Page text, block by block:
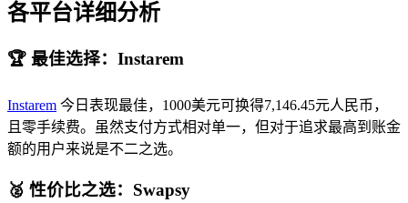
各平台详细分析
🏆 最佳选择：Instarem
Instarem 今日表现最佳，1000美元可换得7,146.45元人民币，
且零手续费。虽然支付方式相对单一，但对于追求最高到账金
额的用户来说是不二之选。
🥈 性价比之选：Swapsy